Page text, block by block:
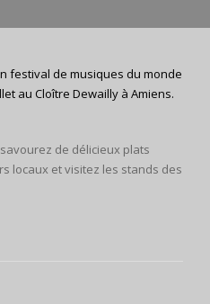
festival de musiques du monde
au Cloître Dewailly à Amiens.
de délicieux plats
locaux et visitez les stands des